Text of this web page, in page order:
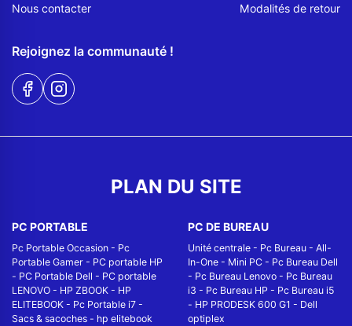
Nous contacter
Modalités de retour
Rejoignez la communauté !
PLAN DU SITE
PC PORTABLE
Pc Portable Occasion - Pc
Portable Gamer - PC portable HP
- PC Portable Dell - PC portable
LENOVO - HP ZBOOK - HP
ELITEBOOK - Pc Portable i7 -
Sacs & sacoches - hp elitebook
PC DE BUREAU
Unité centrale - Pc Bureau - All-
In-One - Mini PC - Pc Bureau Dell
- Pc Bureau Lenovo - Pc Bureau
i3 - Pc Bureau HP - Pc Bureau i5
- HP PRODESK 600 G1 - Dell
optiplex